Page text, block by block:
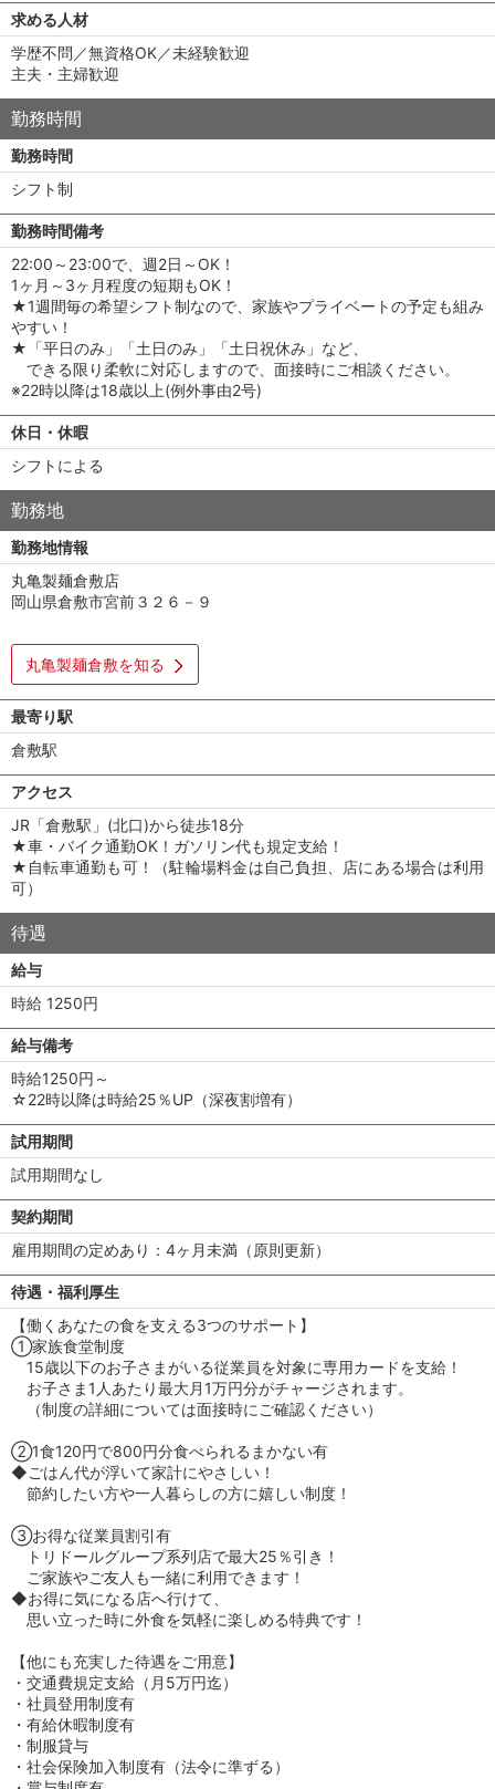
求める人材
学歴不問／無資格OK／未経験歓迎
主夫・主婦歓迎
勤務時間
勤務時間
シフト制
勤務時間備考
22:00～23:00で、週2日～OK！
1ヶ月～3ヶ月程度の短期もOK！
★1週間毎の希望シフト制なので、家族やプライベートの予定も組み
やすい！
★「平日のみ」「土日のみ」「土日祝休み」など、
できる限り柔軟に対応しますので、面接時にご相談ください。
※22時以降は18歳以上(例外事由2号)
休日・休暇
シフトによる
勤務地
勤務地情報
丸亀製麺倉敷店
岡山県倉敷市宮前３２６－９
丸亀製麺倉敷を知る
最寄り駅
倉敷駅
アクセス
JR「倉敷駅」(北口)から徒歩18分
★車・バイク通勤OK！ガソリン代も規定支給！
★自転車通勤も可！（駐輪場料金は自己負担、店にある場合は利用
可）
待遇
給与
時給 1250円
給与備考
時給1250円～
☆22時以降は時給25％UP（深夜割増有）
試用期間
試用期間なし
契約期間
雇用期間の定めあり：4ヶ月未満（原則更新）
待遇・福利厚生
【働くあなたの食を支える3つのサポート】
①家族食堂制度
15歳以下のお子さまがいる従業員を対象に専用カードを支給！
お子さま1人あたり最大月1万円分がチャージされます。
（制度の詳細については面接時にご確認ください）
②1食120円で800円分食べられるまかない有
◆ごはん代が浮いて家計にやさしい！
節約したい方や一人暮らしの方に嬉しい制度！
③お得な従業員割引有
トリドールグループ系列店で最大25％引き！
ご家族やご友人も一緒に利用できます！
◆お得に気になる店へ行けて、
思い立った時に外食を気軽に楽しめる特典です！
【他にも充実した待遇をご用意】
・交通費規定支給（月5万円迄）
・社員登用制度有
・有給休暇制度有
・制服貸与
・社会保険加入制度有（法令に準ずる）